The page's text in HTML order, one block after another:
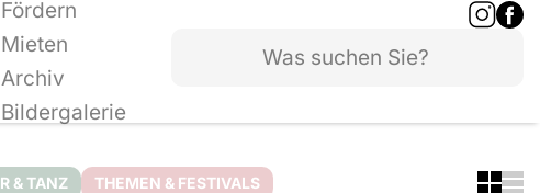
Fördern
Mieten
Archiv
Bildergalerie
& TANZ THEMEN & FESTIVALS